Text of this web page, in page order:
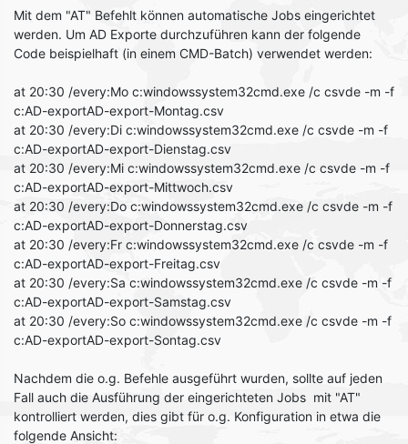
Mit dem "AT" Befehlt können automatische Jobs eingerichtet
werden. Um AD Exporte durchzuführen kann der folgende
Code beispielhaft (in einem CMD-Batch) verwendet werden:
at 20:30 /every:Mo c:windowssystem32cmd.exe /c csvde -m -f
c:AD-exportAD-export-Montag.csv
at 20:30 /every:Di c:windowssystem32cmd.exe /c csvde -m -f
c:AD-exportAD-export-Dienstag.csv
at 20:30 /every:Mi c:windowssystem32cmd.exe /c csvde -m -f
c:AD-exportAD-export-Mittwoch.csv
at 20:30 /every:Do c:windowssystem32cmd.exe /c csvde -m -f
c:AD-exportAD-export-Donnerstag.csv
at 20:30 /every:Fr c:windowssystem32cmd.exe /c csvde -m -f
c:AD-exportAD-export-Freitag.csv
at 20:30 /every:Sa c:windowssystem32cmd.exe /c csvde -m -f
c:AD-exportAD-export-Samstag.csv
at 20:30 /every:So c:windowssystem32cmd.exe /c csvde -m -f
c:AD-exportAD-export-Sontag.csv
Nachdem die o.g. Befehle ausgeführt wurden, sollte auf jeden
Fall auch die Ausführung der eingerichteten Jobs mit "AT"
kontrolliert werden, dies gibt für o.g. Konfiguration in etwa die
folgende Ansicht: